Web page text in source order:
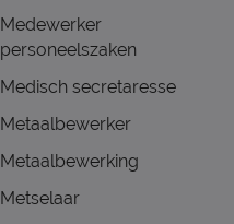
Medewerker
personeelszaken
Medisch secretaresse
Metaalbewerker
Metaalbewerking
Metselaar